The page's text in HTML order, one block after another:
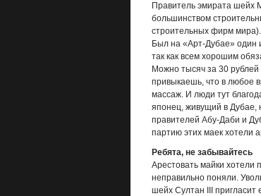
Правитель эмирата шейх
большинством
строительных фирм
Был на «Арт-Дубае» один
так как всем хорошим
Можно тысяч за 30 рублей
привыкаешь, что в любое
массаж. И люди тут
японец, живущий в Дубае,
правителей Абу-Даби и
партию этих маек хотели
Ребята, не забывайтесь
Арестовать майки хотели
неправильно поняли.
шейх Султан III пригласит